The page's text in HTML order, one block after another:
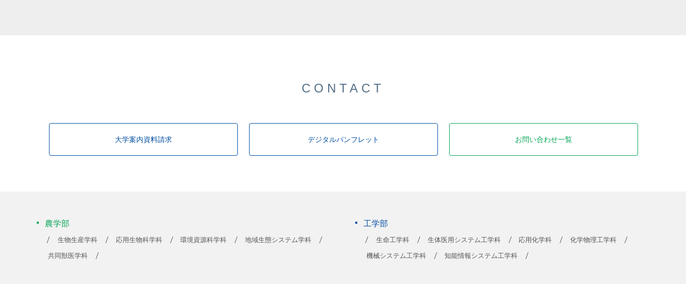
CONTACT
大学案内資料請求 デジタルパンフレット お問い合わせ一覧
農学部
生物生産学科 応用生物科学科 環境資源科学科 地域生態システム学科
共同獣医学科
工学部
生命工学科 生体医用システム工学科 応用化学科 化学物理工学科
機械システム工学科 知能情報システム工学科